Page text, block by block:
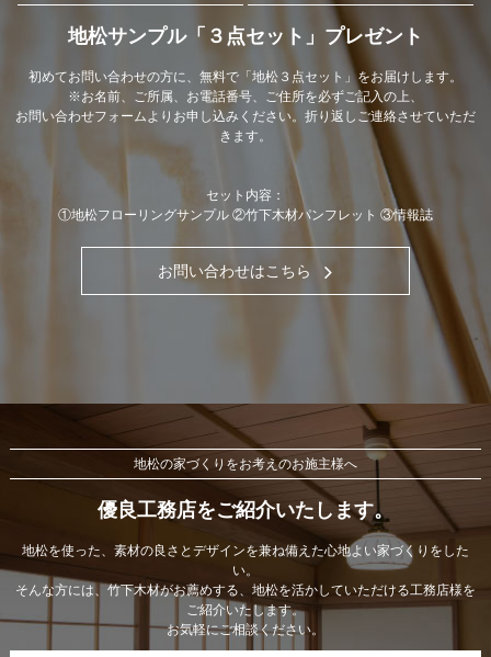
地松サンプル「３点セット」プレゼント
初めてお問い合わせの方に、無料で「地松３点セット」をお届けします。
※お名前、ご所属、お電話番号、ご住所を必ずご記入の上、
お問い合わせフォームよりお申し込みください。折り返しご連絡させていただ
きます。
セット内容：
①地松フローリングサンプル ②竹下木材パンフレット ③情報誌
お問い合わせはこちら
地松の家づくりをお考えのお施主様へ
優良工務店をご紹介いたします。
地松を使った、素材の良さとデザインを兼ね備えた心地よい家づくりをした
い。
そんな方には、竹下木材がお薦めする、地松を活かしていただける工務店様を
ご紹介いたします。
お気軽にご相談ください。